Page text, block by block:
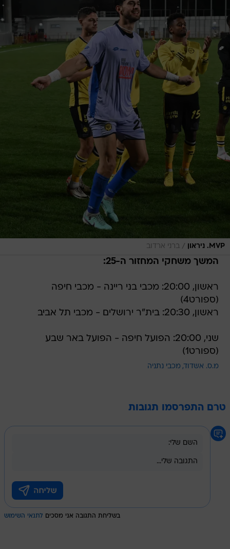
MVP. ניראון / ברני ארדוב
המשך משחקי המחזור ה-25:
ראשון, 20:00: מכבי בני ריינה - מכבי חיפה
(ספורט4)
ראשון, 20:30: בית"ר ירושלים - מכבי תל אביב
שני, 20:00: הפועל חיפה - הפועל באר שבע
(ספורט1)
מ.ס. אשדוד מכבי נתניה
טרם התפרסמו תגובות
בשליחת התגובה אני מסכים לתנאי השימוש